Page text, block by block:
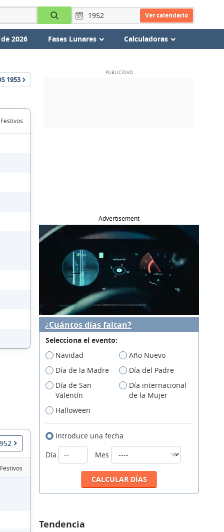
Ver calendario
2026 Fases Lunares Calculadoras
1953
Advertisement
¿Cuántos días faltan?
Selecciona el evento:
Navidad
Año Nuevo
Día de la Madre
Día del Padre
Día de San
Valentín
Día internacional
de la Mujer
Halloween
Introduce una fecha
Día
Mes
Tendencia